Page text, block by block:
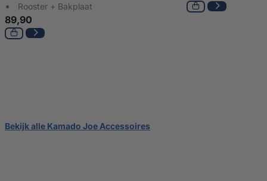
Rooster + Bakplaat
89,90
Bekijk alle Kamado Joe Accessoires